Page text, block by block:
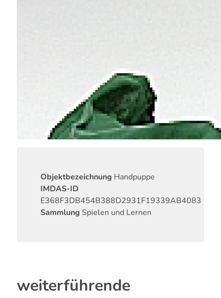
Objektbezeichnung Handpuppe
IMDAS-ID
E368F3DB454B388D2931F19339AB4083
Sammlung Spielen und Lernen
weiterführende